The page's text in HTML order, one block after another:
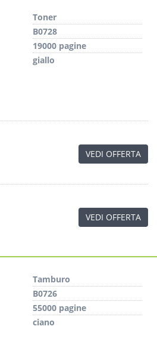
Toner
B0728
19000 pagine
giallo
VEDI OFFERTA
VEDI OFFERTA
Tamburo
B0726
55000 pagine
ciano